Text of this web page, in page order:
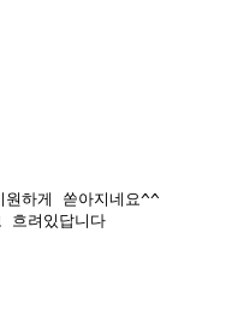
하게 쏟아지네요^^
흐려있답니다